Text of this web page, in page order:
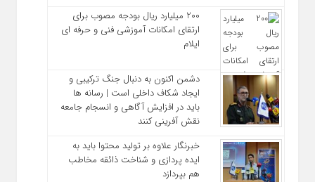
200 میلیارد ریال بودجه مصوب برای
ارتقای امکانات آموزشی فنی‌ و حرفه‌ ای
ایلام
دشمن اکنون به دنبال جنگ ترکیبی و
ایجاد شکاف داخلی است | رسانه‌ ها
باید در افزایش آگاهی و انسجام جامعه
نقش‌ آفرینی کنند
خبرنگار علاوه بر تولید محتوا باید به
ایده‌ پردازی و شناخت ذائقه مخاطب
هم بپردازد